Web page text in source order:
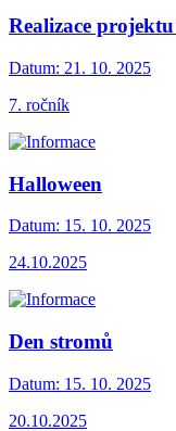
Realizace
Datum: 21. 10. 2025
7. ročník
Halloween
Datum: 15. 10. 2025
24.10.2025
Den stromů
Datum: 15. 10. 2025
20.10.2025